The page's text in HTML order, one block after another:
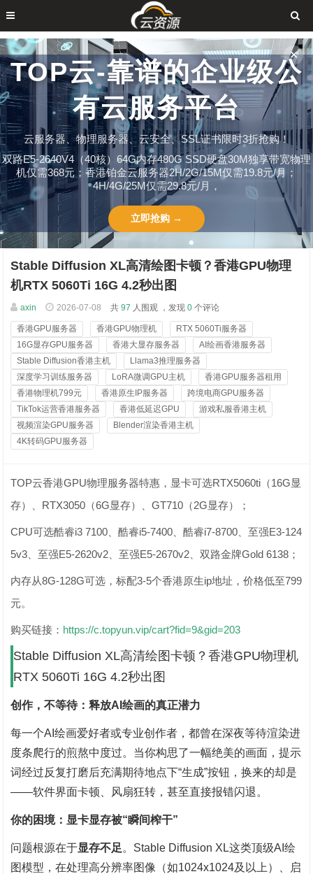
TOP云-靠谱的企业级公
有云服务平台
云服务器、物理服务器、云安全、SSL证书限时3折抢购！
双路E5-2640V4（40核）64G内存480G SSD硬盘30M独享带宽物理
机仅需368元；香港铂金云服务器2H/2G/15M仅需19.8元/月；
4H/4G/25M仅需29.8元/月，
立即抢购 →
✕
Stable Diffusion XL高清绘图卡顿？香港GPU物理
机RTX 5060Ti 16G 4.2秒出图
axin 2026-07-08 共 97 人围观 ，发现 0 个评论
香港GPU服务器 香港GPU物理机
RTX 5060Ti服务器
16G显存GPU服务器
香港大显存服务器
AI绘画香港服务器
Stable Diffusion香港主机
Llama3推理服务器
深度学习训练服务器
LoRA微调GPU主机
香港GPU服务器租用
香港物理机799元
香港原生IP服务器
跨境电商GPU服务器
TikTok运营香港服务器
香港低延迟GPU
游戏私服香港主机
视频渲染GPU服务器
Blender渲染香港主机
4K转码GPU服务器
TOP云香港GPU物理服务器特惠，显卡可选RTX5060ti（16G显
存）、RTX3050（6G显存）、GT710（2G显存）；
CPU可选酷睿i3 7100、酷睿i5-7400、酷睿i7-8700、至强E3-124
5v3、至强E5-2620v2、至强E5-2670v2、双路金牌Gold 6138；
内存从8G-128G可选，标配3-5个香港原生ip地址，价格低至799
元。
购买链接： https://c.topyun.vip/cart?fid=9&gid=203
Stable Diffusion XL高清绘图卡顿？香港GPU物理机
RTX 5060Ti 16G 4.2秒出图
创作，不等待：释放AI绘画的真正潜力
每一个AI绘画爱好者或专业创作者，都曾在深夜等待渲染进
度条爬行的煎熬中度过。当你构思了一幅绝美的画面，提示
词经过反复打磨后充满期待地点下“生成”按钮，换来的却是
——软件界面卡顿、风扇狂转，甚至直接报错闪退。
你的困境：显卡显存被“瞬间榨干”
问题根源在于‌显存不足 ‌。Stable Diffusion XL这类顶级AI绘
图模型，在处理高分辨率图像（如1024x1024及以上）、启